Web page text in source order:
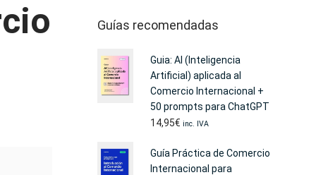
Guías recomendadas
Guia: AI (Inteligencia
Artificial) aplicada al
Comercio Internacional +
50 prompts para ChatGPT
14,95€ inc. IVA
Guía Práctica de Comercio
Internacional para